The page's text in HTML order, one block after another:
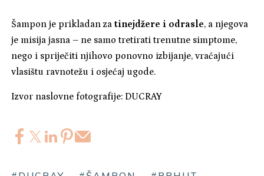
Šampon je prikladan zatinejdžere i odrasle, a njegova
je misija jasna – ne samo tretirati trenutne simptome,
nego i spriječiti njihovo ponovno izbijanje, vraćajući
vlasištu ravnotežu i osjećaj ugode.
Izvor naslovne fotografije: DUCRAY